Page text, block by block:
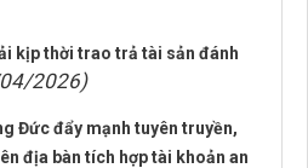
kịp thời trao trả tài sản đánh
2026)
Đức đẩy mạnh tuyên truyền,
địa bàn tích hợp tài khoản an